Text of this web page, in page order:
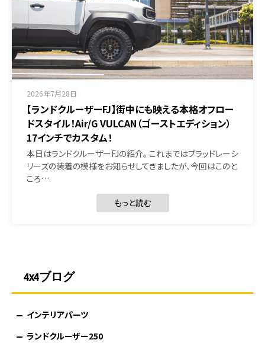
2026年7月28日
【ランドクルーザーFJ】街中にも映える本格オフロー
ドスタイル！Air/G VULCAN（ゴーストエディション）
17インチでカスタム！
本日はランドクルーザーFJの紹介。 これまではブラッドレーシ
リーズの装着の模様をお知らせしてきましたが、今回はこのと
ころ…
もっと読む
4x4ブログ
インテリアパーツ
ランドクルーザー250